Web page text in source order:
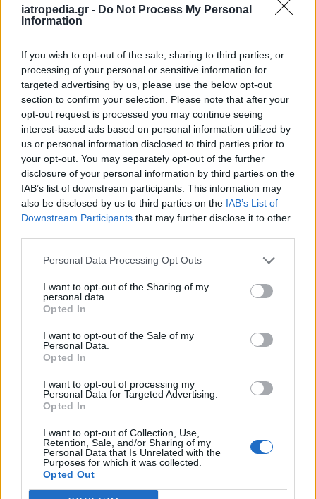
iatropedia.gr - Do Not Process My Personal
Information
If you wish to opt-out of the sale, sharing to third parties, or
processing of your personal or sensitive information for
targeted advertising by us, please use the below opt-out
section to confirm your selection. Please note that after your
opt-out request is processed you may continue seeing
interest-based ads based on personal information utilized by
us or personal information disclosed to third parties prior to
your opt-out. You may separately opt-out of the further
disclosure of your personal information by third parties on the
IAB’s list of downstream participants. This information may
also be disclosed by us to third parties on the IAB’s List of
Downstream Participants that may further disclose it to other
Personal Data Processing Opt Outs
I want to opt-out of the Sharing of my
personal data.
Opted In
I want to opt-out of the Sale of my
Personal Data.
Opted In
I want to opt-out of processing my
Personal Data for Targeted Advertising.
Opted In
I want to opt-out of Collection, Use,
Retention, Sale, and/or Sharing of my
Personal Data that Is Unrelated with the
Purposes for which it was collected.
Opted Out
οποία η ασφαλιστική διαμεσολάβηση έχει λόγο
και θα πρέπει να τον διεκδικήσει.
Οι σύνεδροι τοποθετήθηκαν σε διάφορα άλλα
θέματα του κλάδου (διεκδικήσεις, κατάργηση
φόρων στα ασφάλιστρα, ενίσχυση της
εκπαίδευσης, είσοδος νέων στο επάγγελμα, κα)
και, από την πλευρά της ΕΑΕΕ, η γενική
διευθύντριαΕλίνα Παπασπυροπούλου
μετέφερε το ενδιαφέρον της ένωσης για την
ασφαλιστική διαμεσολάβηση καθώς και τις
ενέργειες της για την εξέλιξη της ιδιωτικής
ασφάλειας.
οργανώθηκε από το Επαγγελματικό
Επιμελητήριο Πειραιά με συνδιοργανωτές, όπως
κάθε χρόνο, το Επαγγελματικό Επιμελητήριο
Θεσσαλονίκης. Η πρωτοβουλία, που αποτελεί
ένα ετήσιο γεγονός για τον κλάδο, ξεκίνησε από
στις έδρες των άλλων δύο επιμελητηρίων.
επαγγελματία Κώστα Μαρκουλιδάκη, για τη
συμβολή του στην ανάδειξη της ασφαλιστικής
διαμεσολάβησης στο Επαγγελματικό
Επιμελητήριο Πειραιά.